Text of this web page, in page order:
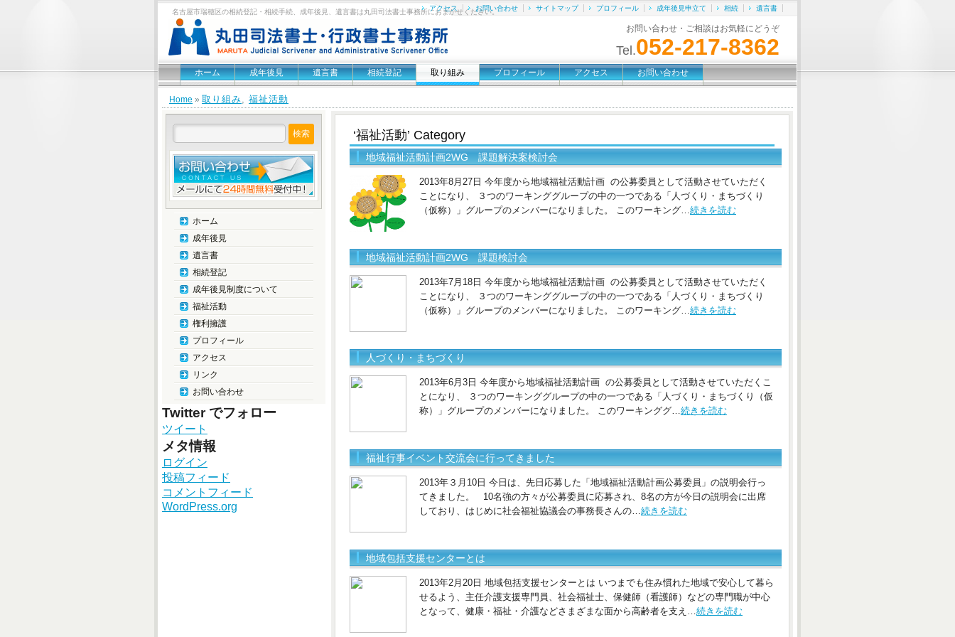
名古屋市瑞穂区の相続登記・相続手続、成年後見、遺言書は丸田司法書士事務所におまかせください。
お問い合わせ・ご相談はお気軽にどうぞ
Tel.052-217-8362
アクセス お問い合わせ サイトマップ プロフィール 成年後見申立て 相続 遺言書
ホーム 成年後見 遺言書 相続登記 取り組み プロフィール アクセス お問い合わせ
Home » 取り組み, 福祉活動
‘福祉活動’ Category
地域福祉活動計画2WG 課題解決案検討会
2013年8月27日 今年度から地域福祉活動計画 の公募委員として活動させていただく
ことになり、 ３つのワーキンググループの中の一つである「人づくり・まちづくり
（仮称）」グループのメンバーになりました。 このワーキング…続きを読む
地域福祉活動計画2WG 課題検討会
2013年7月18日 今年度から地域福祉活動計画 の公募委員として活動させていただく
ことになり、 ３つのワーキンググループの中の一つである「人づくり・まちづくり
（仮称）」グループのメンバーになりました。 このワーキング…続きを読む
人づくり・まちづくり
2013年6月3日 今年度から地域福祉活動計画 の公募委員として活動させていただくこ
とになり、 ３つのワーキンググループの中の一つである「人づくり・まちづくり（仮
称）」グループのメンバーになりました。 このワーキンググ…続きを読む
福祉行事イベント交流会に行ってきました
2013年３月10日 今日は、先日応募した「地域福祉活動計画公募委員」の説明会行っ
てきました。 10名強の方々が公募委員に応募され、8名の方が今日の説明会に出席
しており、はじめに社会福祉協議会の事務長さんの…続きを読む
地域包括支援センターとは
2013年2月20日 地域包括支援センターとは いつまでも住み慣れた地域で安心して暮ら
せるよう、主任介護支援専門員、社会福祉士、保健師（看護師）などの専門職が中心
となって、健康・福祉・介護などさまざまな面から高齢者を支え…続きを読む
ホーム
成年後見
遺言書
相続登記
成年後見制度について
福祉活動
権利擁護
プロフィール
アクセス
リンク
お問い合わせ
Twitter でフォロー
ツイート
メタ情報
ログイン
投稿フィード
コメントフィード
WordPress.org